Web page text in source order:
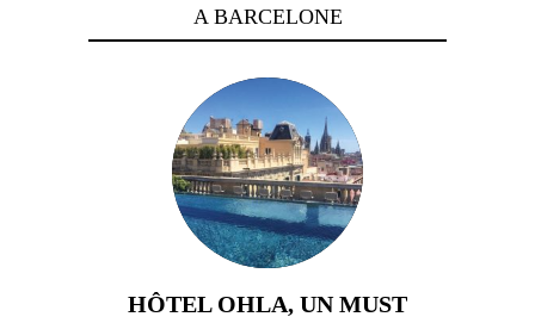
A BARCELONE
HÔTEL OHLA, UN MUST